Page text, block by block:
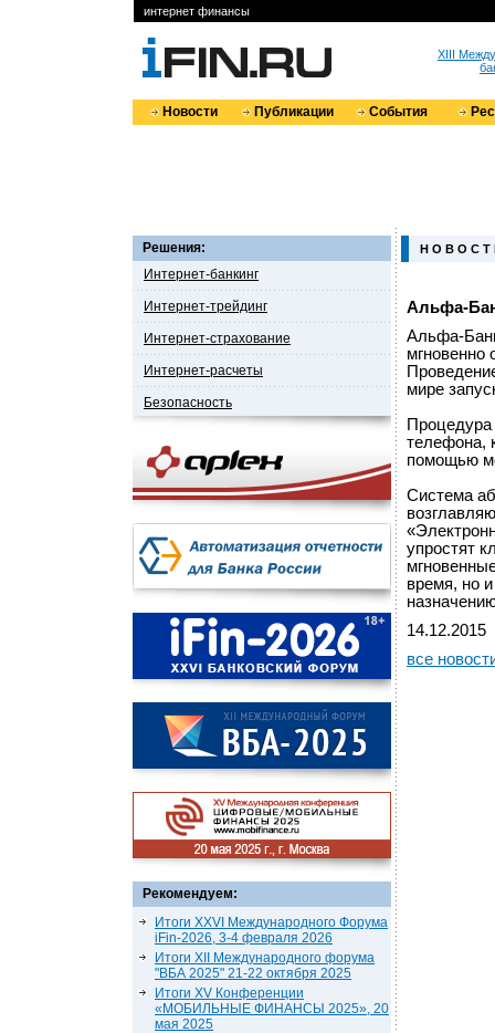
интернет финансы
XIII
Новости Публикации События
Решения:
Интернет-банкинг
Интернет-трейдинг
Интернет-страхование
Интернет-расчеты
Безопасность
Рекомендуем:
Итоги XXVI Международного Форума
iFin-2026, 3-4 февраля 2026
Итоги XII Международного форума
"ВБА 2025" 21-22 октября 2025
Итоги XV Конференции
«МОБИЛЬНЫЕ ФИНАНСЫ 2025», 20
мая 2025
Н О В О С Т
Альфа-
Альфа-
мгновенно
мире
Процедура
телефона,
помощью
Система
упростят
время, но
14.12.2015
все